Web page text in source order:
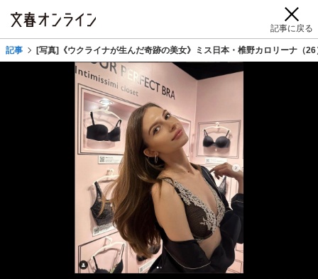
記事に戻る
記事 [写真]《ウクライナが生んだ奇跡の美女》ミス日本・椎野カロリーナ（